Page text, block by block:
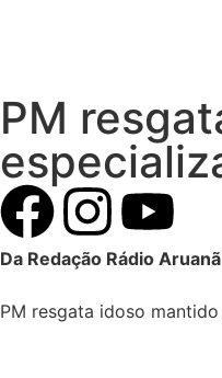
PM
Da Redação Rádio
PM resgata idoso